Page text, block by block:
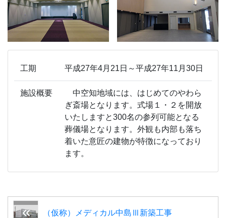
工期 平成27年4月21日～平成27年11月30日
施設概要
中空知地域には、はじめてのやわら
ぎ斎場となります。式場１・２を開放
いたしますと300名の参列可能となる
葬儀場となります。外観も内部も落ち
着いた意匠の建物が特徴になっており
ます。
（仮称）メディカル中島Ⅲ新築工事